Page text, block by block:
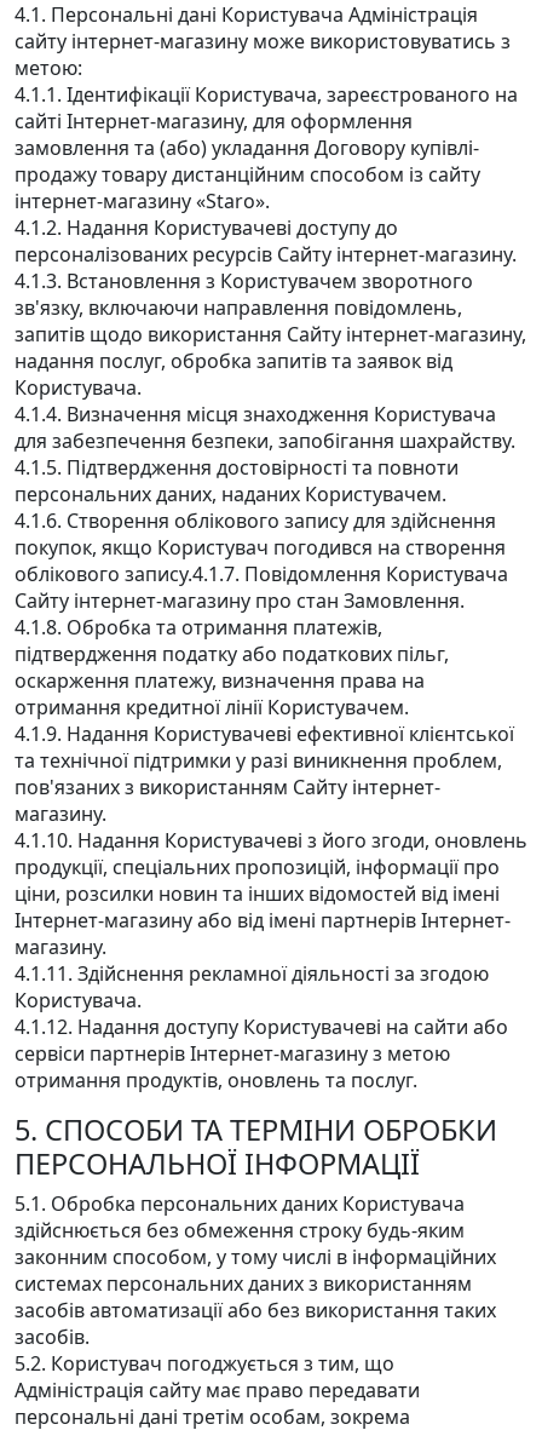
4.1. Персональні дані Користувача Адміністрація
сайту інтернет-магазину може використовуватись з
метою:
4.1.1. Ідентифікації Користувача, зареєстрованого на
сайті Інтернет-магазину, для оформлення
замовлення та (або) укладання Договору купівлі-
продажу товару дистанційним способом із сайту
інтернет-магазину «Staro».
4.1.2. Надання Користувачеві доступу до
персоналізованих ресурсів Сайту інтернет-магазину.
4.1.3. Встановлення з Користувачем зворотного
зв'язку, включаючи направлення повідомлень,
запитів щодо використання Сайту інтернет-магазину,
надання послуг, обробка запитів та заявок від
Користувача.
4.1.4. Визначення місця знаходження Користувача
для забезпечення безпеки, запобігання шахрайству.
4.1.5. Підтвердження достовірності та повноти
персональних даних, наданих Користувачем.
4.1.6. Створення облікового запису для здійснення
покупок, якщо Користувач погодився на створення
облікового запису.4.1.7. Повідомлення Користувача
Сайту інтернет-магазину про стан Замовлення.
4.1.8. Обробка та отримання платежів,
підтвердження податку або податкових пільг,
оскарження платежу, визначення права на
отримання кредитної лінії Користувачем.
4.1.9. Надання Користувачеві ефективної клієнтської
та технічної підтримки у разі виникнення проблем,
пов'язаних з використанням Сайту інтернет-
магазину.
4.1.10. Надання Користувачеві з його згоди, оновлень
продукції, спеціальних пропозицій, інформації про
ціни, розсилки новин та інших відомостей від імені
Інтернет-магазину або від імені партнерів Інтернет-
магазину.
4.1.11. Здійснення рекламної діяльності за згодою
Користувача.
4.1.12. Надання доступу Користувачеві на сайти або
сервіси партнерів Інтернет-магазину з метою
отримання продуктів, оновлень та послуг.
5. СПОСОБИ ТА ТЕРМІНИ ОБРОБКИ
ПЕРСОНАЛЬНОЇ ІНФОРМАЦІЇ
5.1. Обробка персональних даних Користувача
здійснюється без обмеження строку будь-яким
законним способом, у тому числі в інформаційних
системах персональних даних з використанням
засобів автоматизації або без використання таких
засобів.
5.2. Користувач погоджується з тим, що
Адміністрація сайту має право передавати
персональні дані третім особам, зокрема